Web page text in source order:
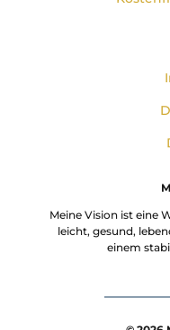
Meine Vision ist eine
leicht, gesund,
einem